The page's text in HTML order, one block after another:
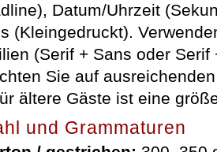
Datum/Uhrzeit
(Kleingedruckt).
(Serif + Sans oder
Sie auf
ältere Gäste ist eine
und Grammaturen